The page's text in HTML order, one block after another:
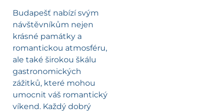
Budapešť nabízí svým
návštěvníkům nejen
krásné památky a
romantickou atmosféru,
ale také širokou škálu
gastronomických
zážitků, které mohou
umocnit váš romantický
víkend. Každý dobrý